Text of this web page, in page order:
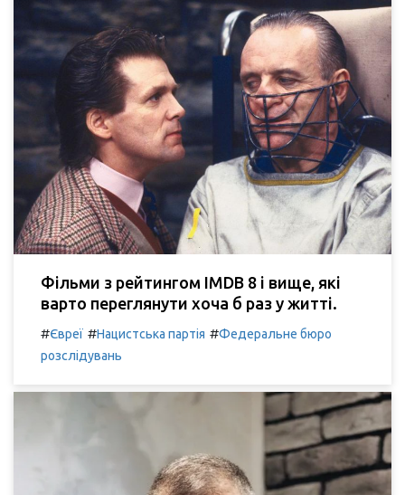
Фільми з рейтингом IMDB 8 і вище, які
варто переглянути хоча б раз у житті.
#Євреї #Нацистська партія #Федеральне бюро
розслідувань